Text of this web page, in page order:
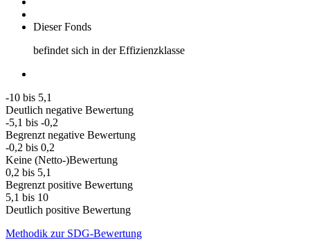
Dieser Fonds
befindet sich in der Effizienzklasse
-10 bis 5,1
Deutlich negative Bewertung
-5,1 bis -0,2
Begrenzt negative Bewertung
-0,2 bis 0,2
Keine (Netto-)Bewertung
0,2 bis 5,1
Begrenzt positive Bewertung
5,1 bis 10
Deutlich positive Bewertung
Methodik zur SDG-Bewertung